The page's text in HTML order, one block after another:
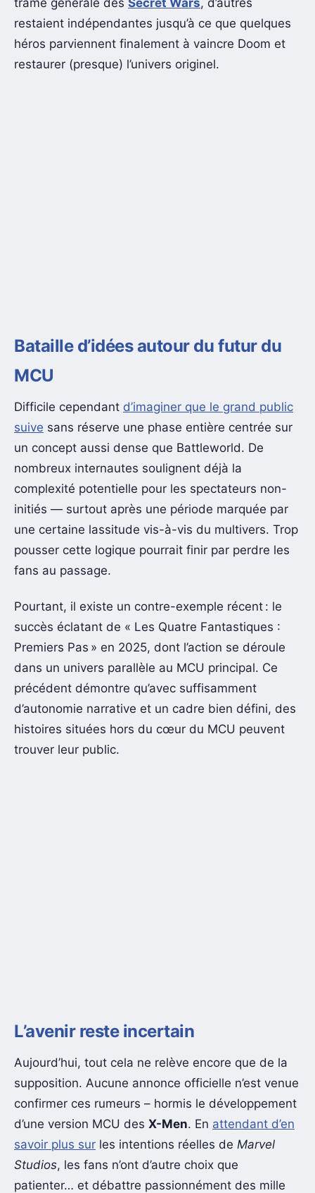
restaient indépendantes jusqu’à ce que quelques
héros parviennent finalement à vaincre Doom et
restaurer (presque) l’univers originel.
Bataille d’idées autour du futur du
MCU
Difficile cependant d’imaginer que le grand public
suive sans réserve une phase entière centrée sur
un concept aussi dense que Battleworld. De
nombreux internautes soulignent déjà la
complexité potentielle pour les spectateurs non-
initiés — surtout après une période marquée par
une certaine lassitude vis-à-vis du multivers. Trop
pousser cette logique pourrait finir par perdre les
fans au passage.
Pourtant, il existe un contre-exemple récent : le
succès éclatant de « Les Quatre Fantastiques :
Premiers Pas » en 2025, dont l’action se déroule
dans un univers parallèle au MCU principal. Ce
précédent démontre qu’avec suffisamment
d’autonomie narrative et un cadre bien défini, des
histoires situées hors du cœur du MCU peuvent
trouver leur public.
L’avenir reste incertain
Aujourd’hui, tout cela ne relève encore que de la
supposition. Aucune annonce officielle n’est venue
confirmer ces rumeurs – hormis le développement
d’une version MCU des X-Men. En attendant d’en
savoir plus sur les intentions réelles de Marvel
Studios, les fans n’ont d’autre choix que
patienter… et débattre passionnément des mille